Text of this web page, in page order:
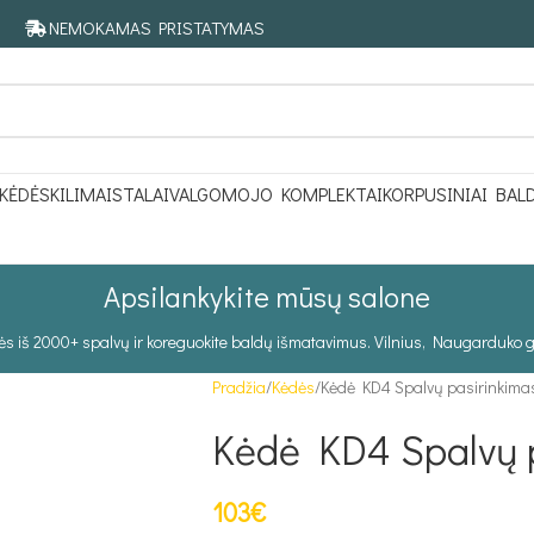
NEMOKAMAS PRISTATYMAS
KĖDĖSKILIMAISTALAIVALGOMOJO KOMPLEKTAIKORPUSINIAI
Apsilankykite mūsų salone
iš 2000+ spalvų ir koreguokite baldų išmatavimus. Vilnius, Naugarduko
Pradžia Kėdės Kėdė KD4 Spalvų
Kėdė KD4
103€